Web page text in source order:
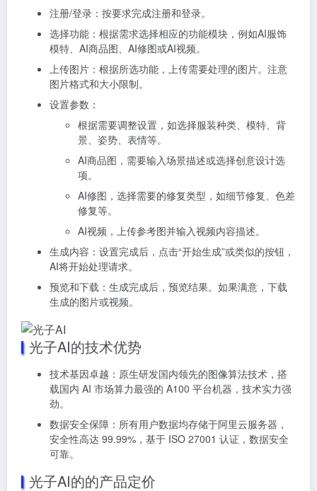
注册/登录：按要求完成注册和登录。
选择功能：根据需求选择相应的功能模块，例如AI服饰
模特、AI商品图、AI修图或AI视频。
上传图片：根据所选功能，上传需要处理的图片。注意
图片格式和大小限制。
设置参数：
根据需要调整设置，如选择服装种类、模特、背
景、姿势、表情等。
AI商品图，需要输入场景描述或选择创意设计选
项。
AI修图，选择需要的修复类型，如细节修复、色差
修复等。
AI视频，上传参考图并输入视频内容描述。
生成内容：设置完成后，点击“开始生成”或类似的按钮，
AI将开始处理请求。
预览和下载：生成完成后，预览结果。如果满意，下载
生成的图片或视频。
光子AI的技术优势
技术基因卓越：原生研发国内领先的图像算法技术，搭
载国内 AI 市场算力最强的 A100 平台机器，技术实力强
劲。
数据安全保障：所有用户数据均存储于阿里云服务器，
安全性高达 99.99%，基于 ISO 27001 认证，数据安全
可靠。
光子AI的的产品定价